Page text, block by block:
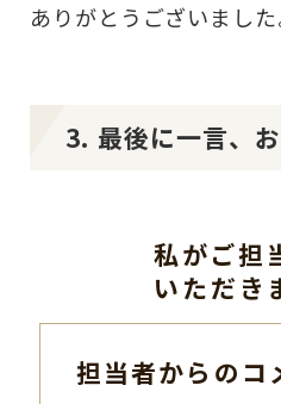
ありがとうございました
3. 最後に一言、
私がご担
いただき
担当者からのコ